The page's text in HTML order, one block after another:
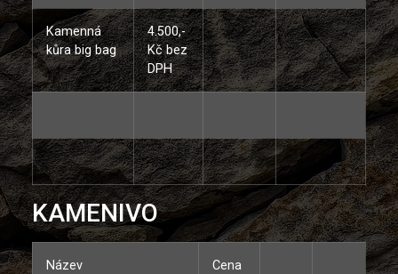
Kamenná
kůra big bag
4.500,-
Kč bez
DPH
KAMENIVO
Název
Cena